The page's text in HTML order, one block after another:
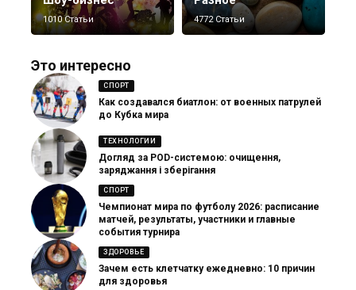
1010 Статьи 4772 Статьи
Это интересно
СПОРТ
Как создавался биатлон: от военных патрулей
до Кубка мира
ТЕХНОЛОГИИ
Догляд за POD-системою: очищення,
заряджання і зберігання
СПОРТ
Чемпионат мира по футболу 2026: расписание
матчей, результаты, участники и главные
события турнира
ЗДОРОВЬЕ
Зачем есть клетчатку ежедневно: 10 причин
для здоровья